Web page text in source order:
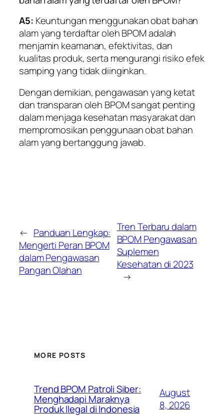
A5: Keuntungan menggunakan obat bahan
alam yang terdaftar oleh BPOM adalah
menjamin keamanan, efektivitas, dan
kualitas produk, serta mengurangi risiko efek
samping yang tidak diinginkan.
Dengan demikian, pengawasan yang ketat
dan transparan oleh BPOM sangat penting
dalam menjaga kesehatan masyarakat dan
mempromosikan penggunaan obat bahan
alam yang bertanggung jawab.
← Panduan Lengkap:
Mengerti Peran BPOM
dalam Pengawasan
Pangan Olahan
Tren Terbaru dalam
BPOM Pengawasan
Suplemen
Kesehatan di 2023
→
MORE POSTS
Trend BPOM Patroli Siber:
Menghadapi Maraknya
Produk Ilegal di Indonesia
August
8, 2026